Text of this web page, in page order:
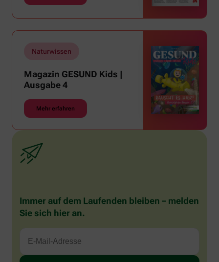
Naturwissen
Magazin GESUND Kids |
Ausgabe 4
Mehr erfahren
Immer auf dem Laufenden bleiben – melden
Sie sich hier an.